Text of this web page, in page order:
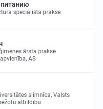
питанию
speciālista prakse
ārsta prakse
AS
slimnīca, Valsts
atbildību